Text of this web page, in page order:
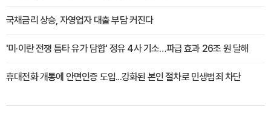
국채금리 상승, 자영업자 대출 부담 커진다
'미·이란 전쟁 틈타 유가 담합' 정유 4사 기소…파급 효과 26조 원 달해
휴대전화 개통에 안면인증 도입...강화된 본인 절차로 민생범죄 차단